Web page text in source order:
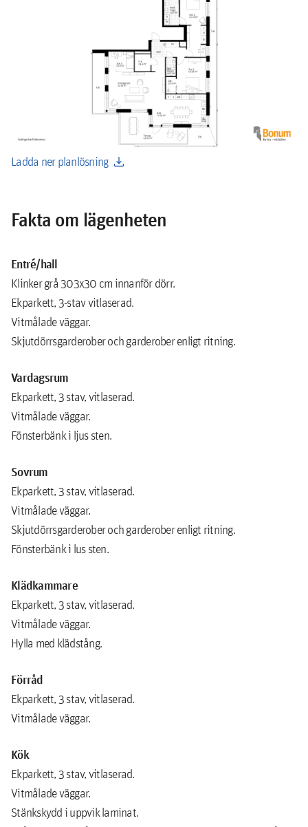
Ladda ner planlösning download
Fakta om lägenheten
Entré/hall
Klinker grå 303x30 cm innanför dörr.
Ekparkett, 3-stav vitlaserad.
Vitmålade väggar.
Skjutdörrsgarderober och garderober enligt ritning.
Vardagsrum
Ekparkett, 3 stav, vitlaserad.
Vitmålade väggar.
Fönsterbänk i ljus sten.
Sovrum
Ekparkett, 3 stav, vitlaserad.
Vitmålade väggar.
Skjutdörrsgarderober och garderober enligt ritning.
Fönsterbänk i lus sten.
Klädkammare
Ekparkett, 3 stav, vitlaserad.
Vitmålade väggar.
Hylla med klädstång.
Förråd
Ekparkett, 3 stav, vitlaserad.
Vitmålade väggar.
Kök
Ekparkett, 3 stav, vitlaserad.
Vitmålade väggar.
Stänkskydd i uppvik laminat.